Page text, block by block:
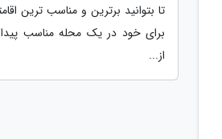
تا بتوانید برترین و مناسب ترین
برای خود در یک محله مناسب پیدا
از...